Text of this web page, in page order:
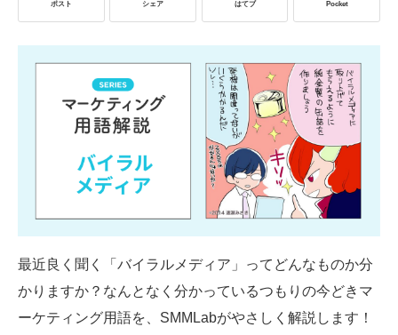
サービス資料
SMMLabについて
ポスト シェア はてブ Pocket
最近良く聞く「バイラルメディア」ってどんなものか分
かりますか？なんとなく分かっているつもりの今どきマ
ーケティング用語を、SMMLabがやさしく解説します！